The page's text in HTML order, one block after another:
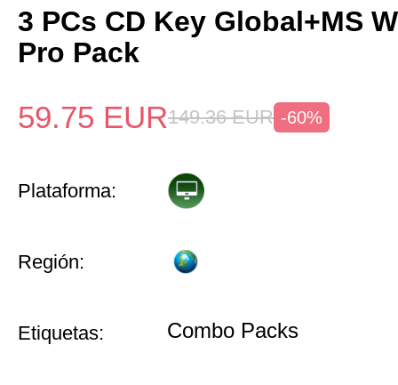
3 PCs CD Key Global+MS
Pro Pack
59.75 EUR149.36 EUR -60%
Plataforma:
Región:
Etiquetas: Combo Packs